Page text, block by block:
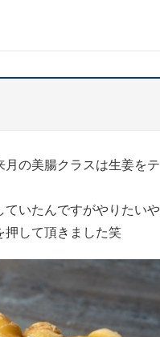
の美腸クラスは生姜を
いたんですがやりたい
押して頂きました笑